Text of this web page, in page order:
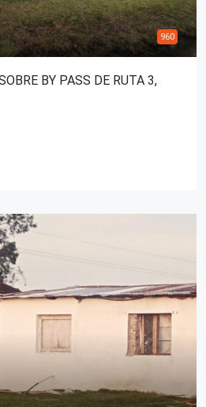
960
BY PASS DE RUTA 3,